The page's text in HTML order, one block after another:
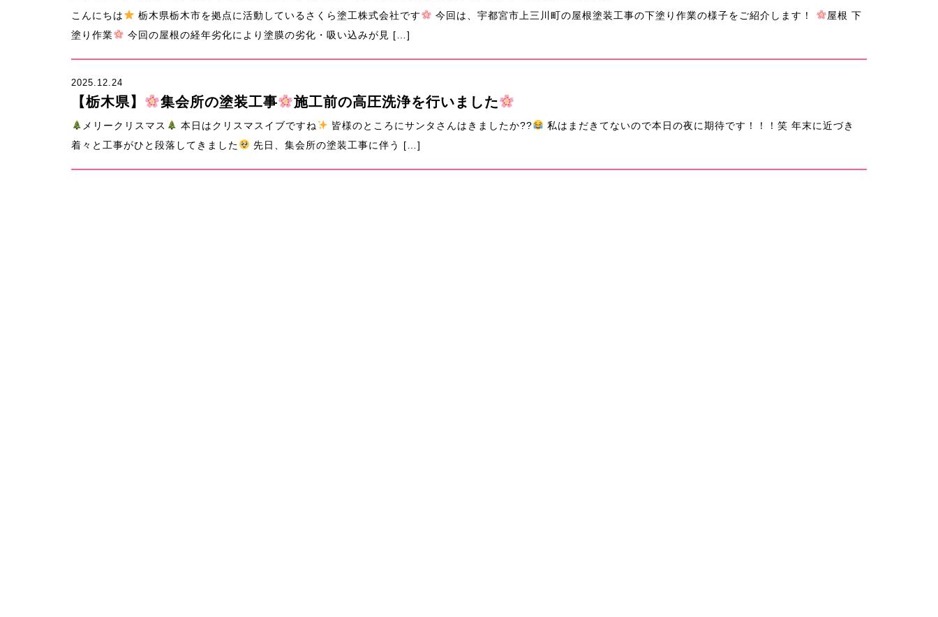
こんにちは 栃木県栃木市を拠点に活動しているさくら塗工株式会社です 今回は、宇都宮市上三川町の屋根塗装工事の下塗り作業の様子をご紹介します！
屋根 下
塗り作業
今回の屋根の経年劣化により塗膜の劣化・吸い込みが見 […]
2025.12.24
【栃木県】 集会所の塗装工事 施工前の高圧洗浄を行いました
メリークリスマス 本日はクリスマスイブですね 皆様のところにサンタさんはきましたか??
私はまだきてないので本日の夜に期待です！！！笑 年末に近づき
着々と工事がひと段落してきました
先日、集会所の塗装工事に伴う […]